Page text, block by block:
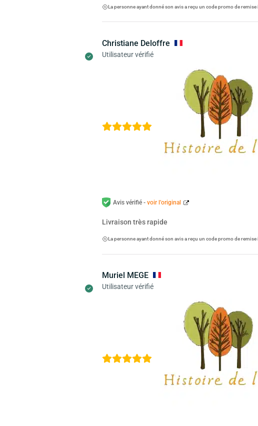
La personne ayant donné son avis a reçu un code promo de
Christiane Deloffre
Utilisateur vérifié
Avis vérifié -voir l’original
Livraison très rapide
La personne ayant donné son avis a reçu un code promo de
Muriel MEGE
Utilisateur vérifié